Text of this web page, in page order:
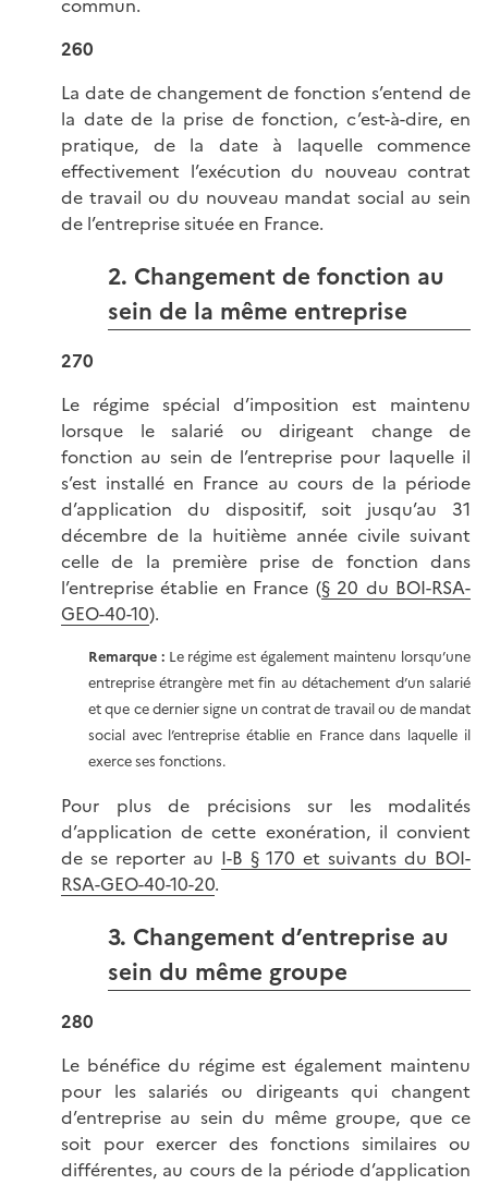
commun.
260
La date de changement de fonction s’entend de
la date de la prise de fonction, c’est-à-dire, en
pratique, de la date à laquelle commence
effectivement l’exécution du nouveau contrat
de travail ou du nouveau mandat social au sein
de l’entreprise située en France.
2. Changement de fonction au
sein de la même entreprise
270
Le régime spécial d’imposition est maintenu
lorsque le salarié ou dirigeant change de
fonction au sein de l’entreprise pour laquelle il
s’est installé en France au cours de la période
d’application du dispositif, soit jusqu’au 31
décembre de la huitième année civile suivant
celle de la première prise de fonction dans
l’entreprise établie en France (§ 20 du BOI-RSA-
GEO-40-10).
Remarque :Le régime est également maintenu lorsqu’une
entreprise étrangère met fin au détachement d’un salarié
et que ce dernier signe un contrat de travail ou de mandat
social avec l’entreprise établie en France dans laquelle il
exerce ses fonctions.
Pour plus de précisions sur les modalités
d’application de cette exonération, il convient
de se reporter au I-B § 170 et suivants du BOI-
RSA-GEO-40-10-20.
3. Changement d’entreprise au
sein du même groupe
280
Le bénéfice du régime est également maintenu
pour les salariés ou dirigeants qui changent
d’entreprise au sein du même groupe, que ce
soit pour exercer des fonctions similaires ou
différentes, au cours de la période d’application